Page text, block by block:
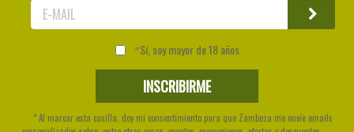
Sí, soy mayor de 18 años
* Al marcar esta casilla, doy mi consentimiento para que Zambeza me envíe emails